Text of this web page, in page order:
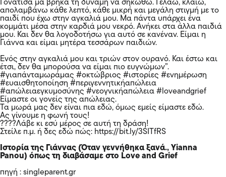
Γονάτισα μα βρήκα τη δύναμη να σηκωθώ. Γελάω, κλαίω,
απολαμβάνω κάθε λεπτό, κάθε μικρή και μεγάλη στιγμή με το
παιδί που έχω στην αγκαλιά μου. Μα πάντα υπάρχει ένα
κομμάτι μέσα στην καρδιά μου νεκρό. Ανήκει στα άλλα παιδιά
μου. Και δεν θα λογοδοτήσω για αυτό σε κανέναν. Είμαι η
Γιάννα και είμαι μητέρα τεσσάρων παιδιών.
Ενός στην αγκαλιά μου και τριών στον ουρανό. Και έστω και
έτσι, δεν θα μπορούσα να είμαι πιο ευγνώμων”.
#γιαπάνταμωράμας #οκτώβριος #ιστορίες #ενημέρωση
#ευαισθητοποίηση #περιγεννητικήαπώλεια
#απώλειαεγκυμοσύνης #νεογνικήαπώλεια #loveandgrief
Είμαστε οι γονείς της απώλειας.
Τα μωρά μας δεν είναι πια εδώ, όμως εμείς είμαστε εδώ.
Ας γίνουμε η φωνή τους!
????Λάβε κι εσύ μέρος σε αυτή τη δράση!
Στείλε π.μ. ή δες εδώ πώς: https://bit.ly/3SITfRS
Iστορία της Γιάννας (Όταν γεννήθηκα ξανά., Yianna
Panou) όπως τη διαβάσαμε στο Love and Grief
πηγή : singleparent.gr